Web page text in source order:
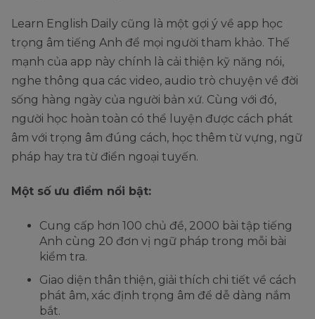
Learn English Daily cũng là một gợi ý về app học
trọng âm tiếng Anh để mọi người tham khảo. Thế
mạnh của app này chính là cải thiện kỹ năng nói,
nghe thông qua các video, audio trò chuyện về đời
sống hàng ngày của người bản xứ. Cùng với đó,
người học hoàn toàn có thể luyện được cách phát
âm với trọng âm đúng cách, học thêm từ vựng, ngữ
pháp hay tra từ điển ngoại tuyến.
Một số ưu điểm nổi bật:
Cung cấp hơn 100 chủ đề, 2000 bài tập tiếng
Anh cùng 20 đơn vị ngữ pháp trong mỗi bài
kiểm tra.
Giao diện thân thiện, giải thích chi tiết về cách
phát âm, xác định trọng âm để dễ dàng nắm
bắt.